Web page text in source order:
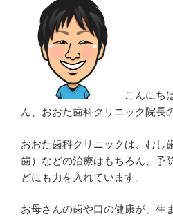
こんにち
ん、おおた歯科クリニック院長
おおた歯科クリニックは、むし
歯）などの治療はもちろん、予
どにも力を入れています。
お母さんの歯や口の健康が、生